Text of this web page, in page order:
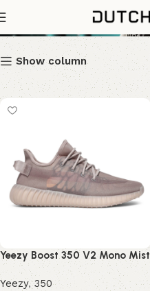
Mono Mist
Show column
Yeezy Boost 350 V2 Mono Mist
Yeezy,350